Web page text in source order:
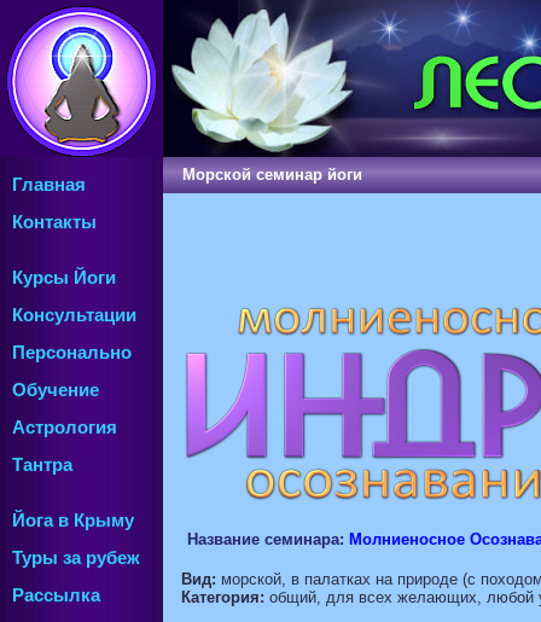
Главная
Контакты
Курсы Йоги
Консультации
Персонально
Обучение
Астрология
Тантра
Йога в Крыму
Туры за рубеж
Рассылка
Морской семинар йоги
Название семинара: Молниеносное
Вид: морской, в палатках на природе (с
Категория: общий, для всех желающих, любой